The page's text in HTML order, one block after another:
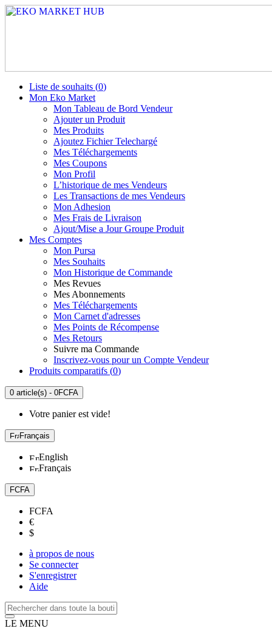
Liste de souhaits (0)
Mon Eko Market
Mon Tableau de Bord Vendeur
Ajouter un Produit
Mes Produits
Ajoutez Fichier Telechargé
Mes Téléchargements
Mes Coupons
Mon Profil
L’historique de mes Vendeurs
Les Transactions de mes Vendeurs
Mon Adhesion
Mes Frais de Livraison
Ajout/Mise a Jour Groupe Produit
Mes Comptes
Mon Pursa
Mes Souhaits
Mon Historique de Commande
Mes Revues
Mes Abonnements
Mes Téléchargements
Mon Carnet d'adresses
Mes Points de Récompense
Mes Retours
Suivre ma Commande
Inscrivez-vous pour un Compte Vendeur
Produits comparatifs (0)
0 article(s) - 0FCFA
Votre panier est vide!
Français
English
Français
FCFA
FCFA
€
$
à propos de nous
Se connecter
S'enregistrer
Aide
LE MENU